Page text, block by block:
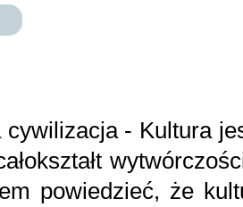
cywilizacja - Kultura
powiedzieć, że